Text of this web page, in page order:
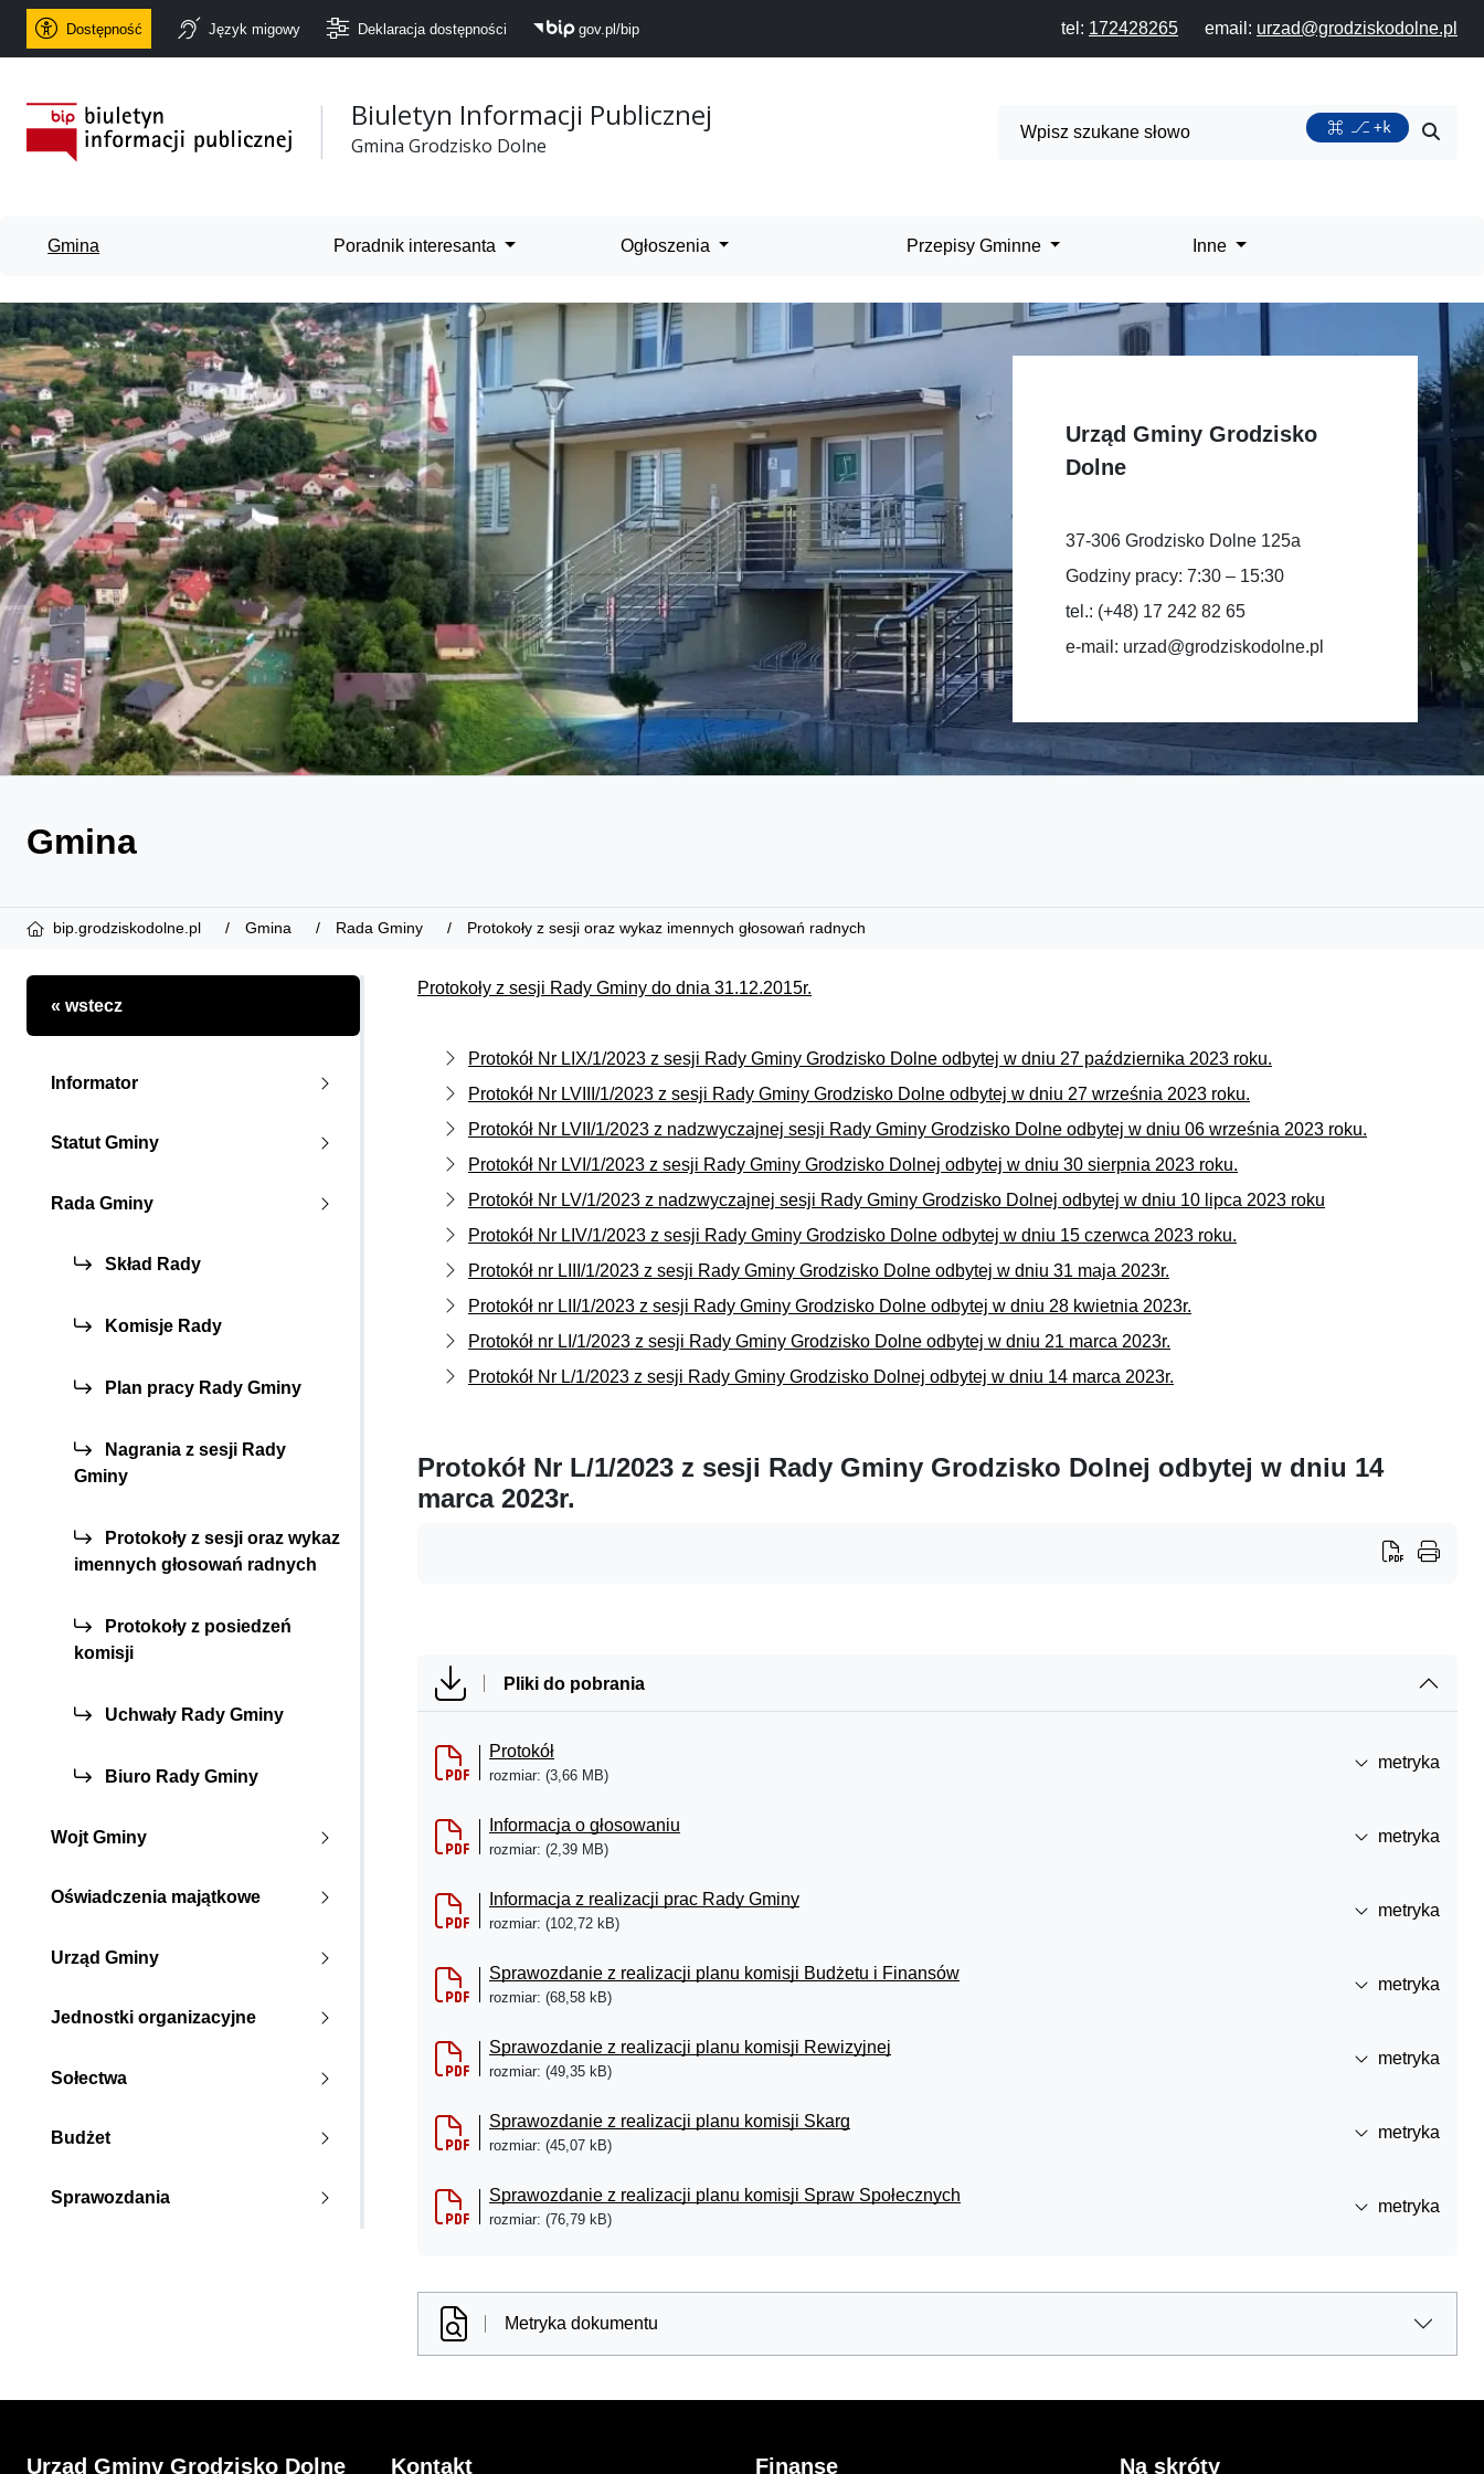
Dostępność Język migowy Deklaracja dostępności gov.pl/bip tel: 172428265 email: urzad@grodziskodolne.pl
Urząd Gminy Grodzisko Dolne
Biuletyn Informacji Publicznej
Gmina Grodzisko Dolne
Wyszukiwarka +k
Gmina Poradnik interesanta Ogłoszenia Przepisy Gminne Inne
Urząd Gminy Grodzisko
Dolne
37-306 Grodzisko Dolne 125a
Godziny pracy: 7:30 – 15:30
tel.: (+48) 17 242 82 65
e-mail: urzad@grodziskodolne.pl
Gmina
bip.grodziskodolne.pl Gmina Rada Gminy Protokoły z sesji oraz wykaz imennych głosowań radnych
« wstecz
Informator
Statut Gminy
Rada Gminy
Skład Rady
Komisje Rady
Plan pracy Rady Gminy
Nagrania z sesji Rady
Gminy
Protokoły z sesji oraz wykaz
imennych głosowań radnych
Protokoły z posiedzeń
komisji
Uchwały Rady Gminy
Biuro Rady Gminy
Wojt Gminy
Oświadczenia majątkowe
Urząd Gminy
Jednostki organizacyjne
Sołectwa
Budżet
Sprawozdania
Protokoły z sesji Rady Gminy do dnia 31.12.2015r.
Protokół Nr LIX/1/2023 z sesji Rady Gminy Grodzisko Dolne odbytej w dniu 27 października 2023 roku.
Protokół Nr LVIII/1/2023 z sesji Rady Gminy Grodzisko Dolne odbytej w dniu 27 września 2023 roku.
Protokół Nr LVII/1/2023 z nadzwyczajnej sesji Rady Gminy Grodzisko Dolne odbytej w dniu 06 września 2023 roku.
Protokół Nr LVI/1/2023 z sesji Rady Gminy Grodzisko Dolnej odbytej w dniu 30 sierpnia 2023 roku.
Protokół Nr LV/1/2023 z nadzwyczajnej sesji Rady Gminy Grodzisko Dolnej odbytej w dniu 10 lipca 2023 roku
Protokół Nr LIV/1/2023 z sesji Rady Gminy Grodzisko Dolne odbytej w dniu 15 czerwca 2023 roku.
Protokół nr LIII/1/2023 z sesji Rady Gminy Grodzisko Dolne odbytej w dniu 31 maja 2023r.
Protokół nr LII/1/2023 z sesji Rady Gminy Grodzisko Dolne odbytej w dniu 28 kwietnia 2023r.
Protokół nr LI/1/2023 z sesji Rady Gminy Grodzisko Dolne odbytej w dniu 21 marca 2023r.
Protokół Nr L/1/2023 z sesji Rady Gminy Grodzisko Dolnej odbytej w dniu 14 marca 2023r.
Protokół Nr L/1/2023 z sesji Rady Gminy Grodzisko Dolnej odbytej w dniu 14
marca 2023r.
Pliki do pobrania
Protokół
rozmiar: (3,66 MB)
metryka
Informacja o głosowaniu
rozmiar: (2,39 MB)
metryka
Informacja z realizacji prac Rady Gminy
rozmiar: (102,72 kB)
metryka
Sprawozdanie z realizacji planu komisji Budżetu i Finansów
rozmiar: (68,58 kB)
metryka
Sprawozdanie z realizacji planu komisji Rewizyjnej
rozmiar: (49,35 kB)
metryka
Sprawozdanie z realizacji planu komisji Skarg
rozmiar: (45,07 kB)
metryka
Sprawozdanie z realizacji planu komisji Spraw Społecznych
rozmiar: (76,79 kB)
metryka
Metryka dokumentu
Urząd Gminy Grodzisko Dolne Kontakt Finanse Na skróty